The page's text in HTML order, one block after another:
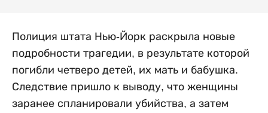
Полиция штата Нью-Йорк раскрыла новые
подробности трагедии, в результате которой
погибли четверо детей, их мать и бабушка.
Следствие пришло к выводу, что женщины
заранее спланировали убийства, а затем